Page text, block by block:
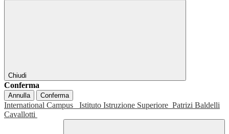
Chiudi
Conferma
Annulla Conferma
International Campus Istituto Istruzione Superiore Patrizi Baldelli
Cavallotti